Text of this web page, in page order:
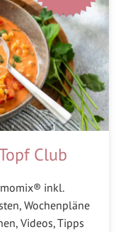
Club
inkl.
Wochenpläne
Videos, Tipps